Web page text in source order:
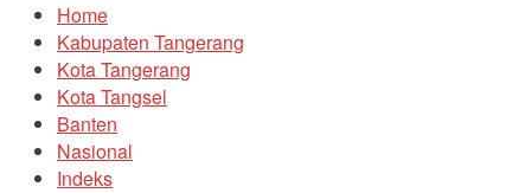
Home
Kabupaten Tangerang
Kota Tangerang
Kota Tangsel
Banten
Nasional
Indeks